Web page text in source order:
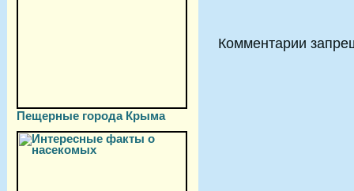
Пещерные города Крыма
Комментарии